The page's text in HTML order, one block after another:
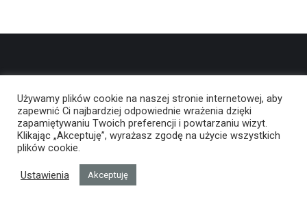
Używamy plików cookie na naszej stronie internetowej, aby
zapewnić Ci najbardziej odpowiednie wrażenia dzięki
zapamiętywaniu Twoich preferencji i powtarzaniu wizyt.
Klikając „Akceptuję”, wyrażasz zgodę na użycie wszystkich
plików cookie.
Ustawienia Akceptuję